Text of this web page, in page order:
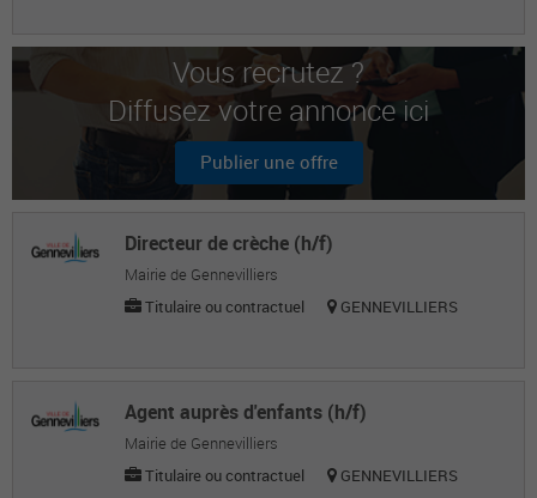
Employée polyvalente
MESSAOUD B.
Employé polyvalent
Clarence O.
Employé polyvalent
Vous recrutez ?
Diffusez votre annonce ici
Publier une offre
Directeur de crèche (h/f)
Mairie de Gennevilliers
Titulaire ou contractuel
GENNEVILLIERS
Agent auprès d'enfants (h/f)
Mairie de Gennevilliers
Titulaire ou contractuel
GENNEVILLIERS